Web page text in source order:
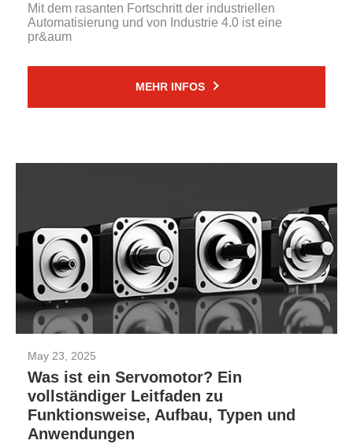
Mit dem rasanten Fortschritt der industriellen
Automatisierung und von Industrie 4.0 ist eine
pr&aum
MEHR INFOS
May 23, 2025
Was ist ein Servomotor? Ein
vollständiger Leitfaden zu
Funktionsweise, Aufbau, Typen und
Anwendungen